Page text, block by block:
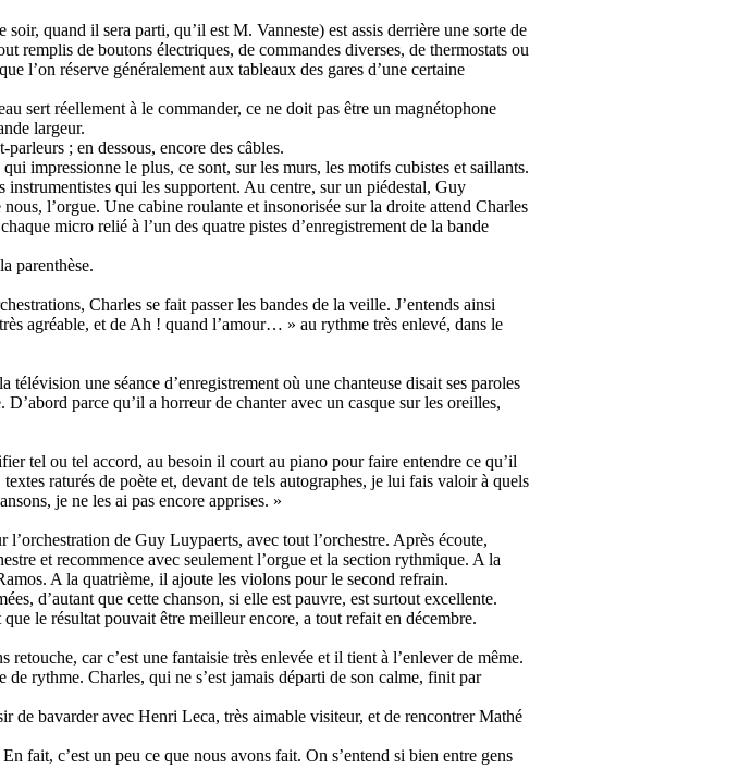
quand il sera parti, qu’il est M. Vanneste) est assis derrière une sorte de
remplis de boutons électriques, de commandes diverses, de thermostats ou
l’on réserve généralement aux tableaux des gares d’une certaine
sert réellement à le commander, ce ne doit pas être un magnétophone
largeur.
; en dessous, encore des câbles.
impressionne le plus, ce sont, sur les murs, les motifs cubistes et saillants.
qui les supportent. Au centre, sur un piédestal, Guy
l’orgue. Une cabine roulante et insonorisée sur la droite attend Charles
micro relié à l’un des quatre pistes d’enregistrement de la bande
parenthèse.
Charles se fait passer les bandes de la veille. J’entends ainsi
agréable, et de Ah ! quand l’amour… » au rythme très enlevé, dans le
une séance d’enregistrement où une chanteuse disait ses paroles
parce qu’il a horreur de chanter avec un casque sur les oreilles,
tel ou tel accord, au besoin il court au piano pour faire entendre ce qu’il
raturés de poète et, devant de tels autographes, je lui fais valoir à quels
je ne les ai pas encore apprises. »
de Guy Luypaerts, avec tout l’orchestre. Après écoute,
et recommence avec seulement l’orgue et la section rythmique. A la
A la quatrième, il ajoute les violons pour le second refrain.
d’autant que cette chanson, si elle est pauvre, est surtout excellente.
le résultat pouvait être meilleur encore, a tout refait en décembre.
car c’est une fantaisie très enlevée et il tient à l’enlever de même.
rythme. Charles, qui ne s’est jamais départi de son calme, finit par
de bavarder avec Henri Leca, très aimable visiteur, et de rencontrer Mathé
fait, c’est un peu ce que nous avons fait. On s’entend si bien entre gens